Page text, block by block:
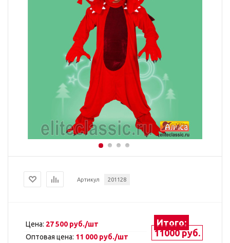
Артикул 201128
Цена: 27 500 руб./шт
Оптовая цена: 11 000 руб./шт
Итого:
11000 руб.